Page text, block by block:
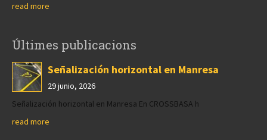
read more
Últimes publicacions
Señalización horizontal en Manresa
29 junio, 2026
Señalización horizontal en Manresa En CROSSBASA h
read more